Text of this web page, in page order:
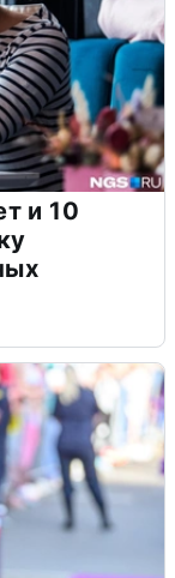
и 10